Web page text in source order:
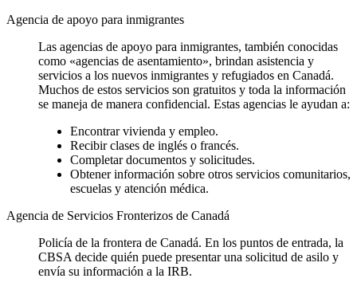
Agencia de apoyo para inmigrantes
Las agencias de apoyo para inmigrantes, también conocidas
como «agencias de asentamiento», brindan asistencia y
servicios a los nuevos inmigrantes y refugiados en Canadá.
Muchos de estos servicios son gratuitos y toda la información
se maneja de manera confidencial. Estas agencias le ayudan a:
Encontrar vivienda y empleo.
Recibir clases de inglés o francés.
Completar documentos y solicitudes.
Obtener información sobre otros servicios comunitarios,
escuelas y atención médica.
Agencia de Servicios Fronterizos de Canadá
Policía de la frontera de Canadá. En los puntos de entrada, la
CBSA decide quién puede presentar una solicitud de asilo y
envía su información a la IRB.